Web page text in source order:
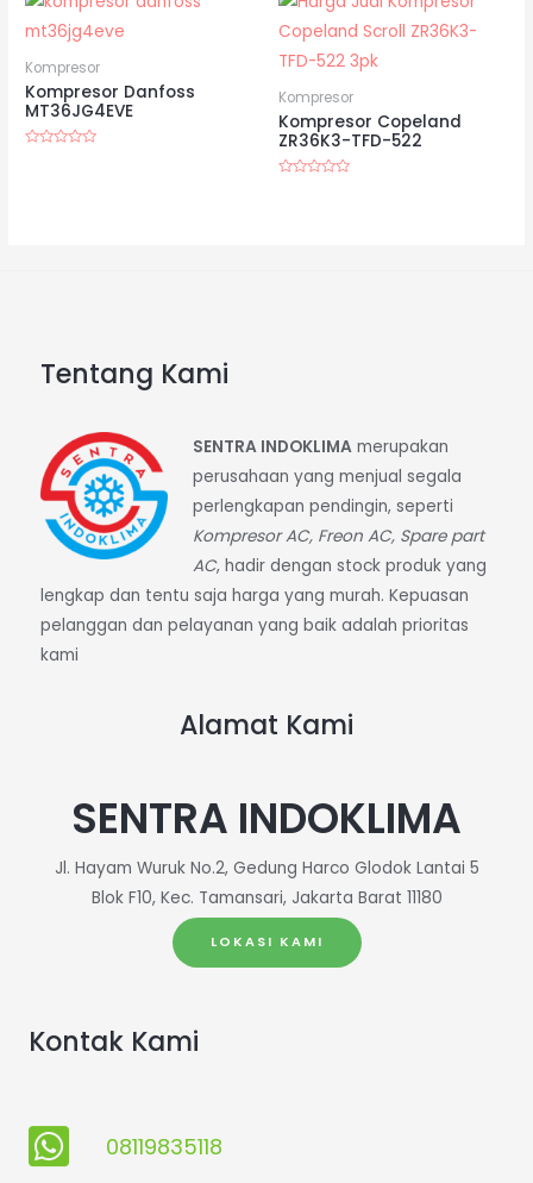
Kompresor
Kompresor Danfoss
MT36JG4EVE
Kompresor
Kompresor Copeland
ZR36K3-TFD-522
Tentang Kami
SENTRA INDOKLIMAmerupakan
perusahaan yang menjual segala
perlengkapan pendingin, seperti
Kompresor AC, Freon AC, Spare part
AC, hadir dengan stock produk yang
lengkap dan tentu saja harga yang murah. Kepuasan
pelanggan dan pelayanan yang baik adalah prioritas
kami
Alamat Kami
SENTRA INDOKLIMA
Jl. Hayam Wuruk No.2, Gedung Harco Glodok Lantai 5
Blok F10, Kec. Tamansari, Jakarta Barat 11180
LOKASI KAMI
Kontak Kami
08119835118